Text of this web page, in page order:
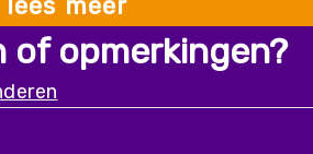
lees meer
of opmerkingen?